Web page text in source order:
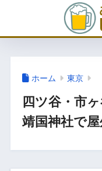
ホーム 東京
四ツ谷・市
靖国神社で